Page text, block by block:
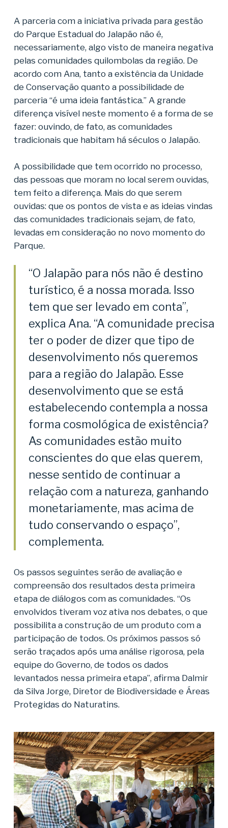
A parceria com a iniciativa privada para gestão
do Parque Estadual do Jalapão não é,
necessariamente, algo visto de maneira negativa
pelas comunidades quilombolas da região. De
acordo com Ana, tanto a existência da Unidade
de Conservação quanto a possibilidade de
parceria “é uma ideia fantástica.” A grande
diferença visível neste momento é a forma de se
fazer: ouvindo, de fato, as comunidades
tradicionais que habitam há séculos o Jalapão.
A possibilidade que tem ocorrido no processo,
das pessoas que moram no local serem ouvidas,
tem feito a diferença. Mais do que serem
ouvidas: que os pontos de vista e as ideias vindas
das comunidades tradicionais sejam, de fato,
levadas em consideração no novo momento do
Parque.
“O Jalapão para nós não é destino
turístico, é a nossa morada. Isso
tem que ser levado em conta”,
explica Ana. “A comunidade precisa
ter o poder de dizer que tipo de
desenvolvimento nós queremos
para a região do Jalapão. Esse
desenvolvimento que se está
estabelecendo contempla a nossa
forma cosmológica de existência?
As comunidades estão muito
conscientes do que elas querem,
nesse sentido de continuar a
relação com a natureza, ganhando
monetariamente, mas acima de
tudo conservando o espaço”,
complementa.
Os passos seguintes serão de avaliação e
compreensão dos resultados desta primeira
etapa de diálogos com as comunidades. “Os
envolvidos tiveram voz ativa nos debates, o que
possibilita a construção de um produto com a
participação de todos. Os próximos passos só
serão traçados após uma análise rigorosa, pela
equipe do Governo, de todos os dados
levantados nessa primeira etapa”, afirma Dalmir
da Silva Jorge, Diretor de Biodiversidade e Áreas
Protegidas do Naturatins.